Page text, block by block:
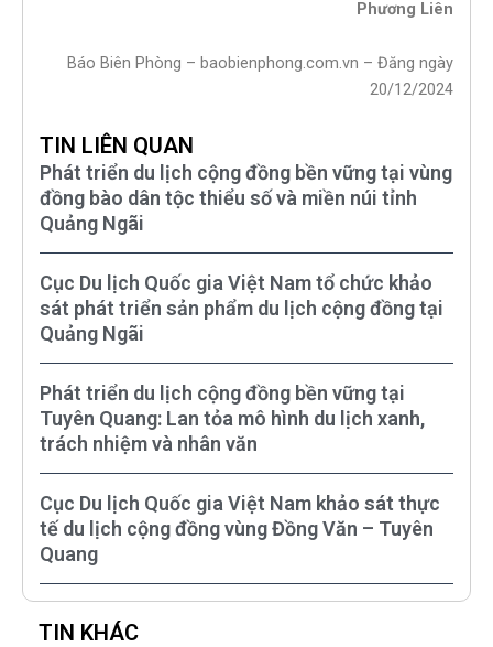
Phương Liên
Báo Biên Phòng – baobienphong.com.vn – Đăng ngày
20/12/2024
TIN LIÊN QUAN
Phát triển du lịch cộng đồng bền vững tại vùng
đồng bào dân tộc thiểu số và miền núi tỉnh
Quảng Ngãi
Cục Du lịch Quốc gia Việt Nam tổ chức khảo
sát phát triển sản phẩm du lịch cộng đồng tại
Quảng Ngãi
Phát triển du lịch cộng đồng bền vững tại
Tuyên Quang: Lan tỏa mô hình du lịch xanh,
trách nhiệm và nhân văn
Cục Du lịch Quốc gia Việt Nam khảo sát thực
tế du lịch cộng đồng vùng Đồng Văn – Tuyên
Quang
TIN KHÁC